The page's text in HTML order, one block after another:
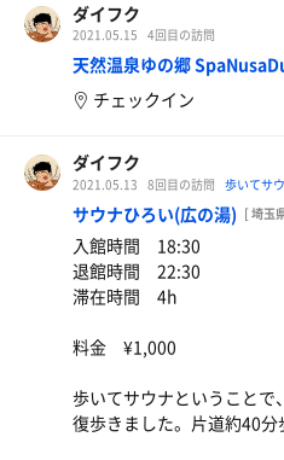
それでも、21:40の閉店時
い！といつも名残惜しく思
黒湯温泉でした。
歩いた距離
5.6
ダイフク
2021.05.15 4回目の訪問
天然温泉ゆの郷
チェックイン
ダイフク
2021.05.13 8回目の訪問 歩いてサ
サウナひろい(広の湯) [ 埼玉
入館時間 18:30
退館時間 22:30
滞在時間 4h
料金 ¥1,000
歩いてサウナということで
復歩きました。片道約40分